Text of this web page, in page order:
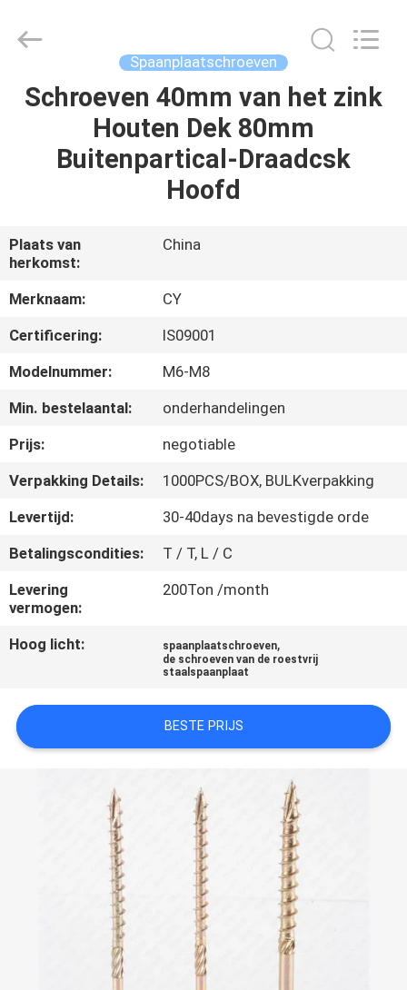
HUIS
PRODUCTEN
ONS
FABRIEKSREIS
KWALITEITSCONTROLE
CONTACTEER
ONS
NIEUWS
VERZOEK
OM EEN
CITAAT
PRIVACY
Co,LTD.
Spaanplaatschroeven
Schroeven 40mm van het zink
Houten Dek 80mm
Buitenpartical-Draadcsk
Hoofd
Plaats van
herkomst:
China
Merknaam:
CY
Certificering:
IS09001
Modelnummer:
M6-M8
Min. bestelaantal:
onderhandelingen
Prijs:
negotiable
Verpakking Details:
1000PCS/BOX, BULKverpakking
Levertijd:
30-40days na bevestigde orde
Betalingscondities:
T / T, L / C
Levering
vermogen:
200Ton /month
Hoog licht: spaanplaatschroeven,
de schroeven van de roestvrij
staalspaanplaat
BESTE PRIJS